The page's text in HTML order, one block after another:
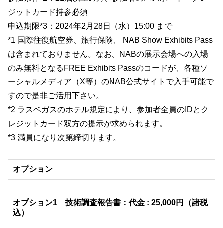
ジットカード持参必須
申込期限*3：2024年2月28日（水）15:00 まで
*1 国際往復航空券、旅行保険、 NAB Show Exhibits Pass
は含まれておりません。なお、NABの展示会場への入場
のみ無料となるFREE Exhibits Passのコードが、各種ソ
ーシャルメディア（X等）のNAB公式サイトで入手可能で
すので是非ご活用下さい。
*2 ラスベガスのホテル規定により、参加者全員のIDとク
レジットカード双方の提示が求められます。
*3 満員になり次第締切ります。
オプション
オプション1 技術調査報告書：代金 : 25,000円（諸税
込）